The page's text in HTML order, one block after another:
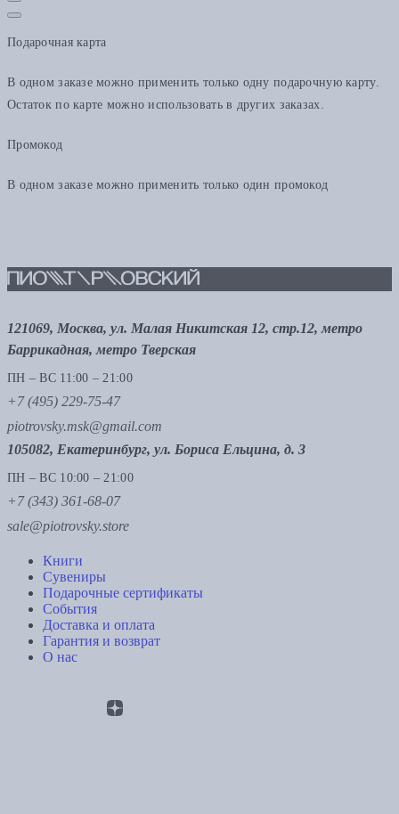
Подарочная карта
В одном заказе можно применить только одну подарочную карту.
Остаток по карте можно использовать в других заказах.
Промокод
В одном заказе можно применить только один промокод
121069, Москва, ул. Малая Никитская 12, стр.12, метро
Баррикадная, метро Тверская
ПН – ВС 11:00 – 21:00
+7 (495) 229-75-47
piotrovsky.msk@gmail.com
105082, Екатеринбург, ул. Бориса Ельцина, д. 3
ПН – ВС 10:00 – 21:00
+7 (343) 361-68-07
sale@piotrovsky.store
Книги
Сувениры
Подарочные сертификаты
События
Доставка и оплата
Гарантия и возврат
О нас